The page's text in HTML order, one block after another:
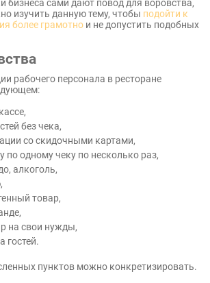
бизнеса сами дают повод для воровства,
изучить данную тему, чтобы подойти к
более грамотно и не допустить подобных
рабочего персонала в ресторане
без чека,
со скидочными картами,
по одному чеку по несколько раз,
алкоголь,
товар,
на свои нужды,
гостей.
пунктов можно конкретизировать.